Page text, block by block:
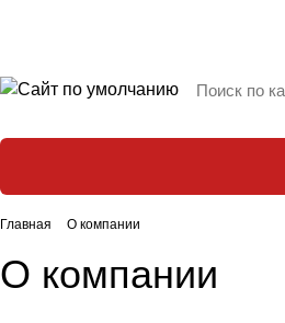
Главная О компании
О компании